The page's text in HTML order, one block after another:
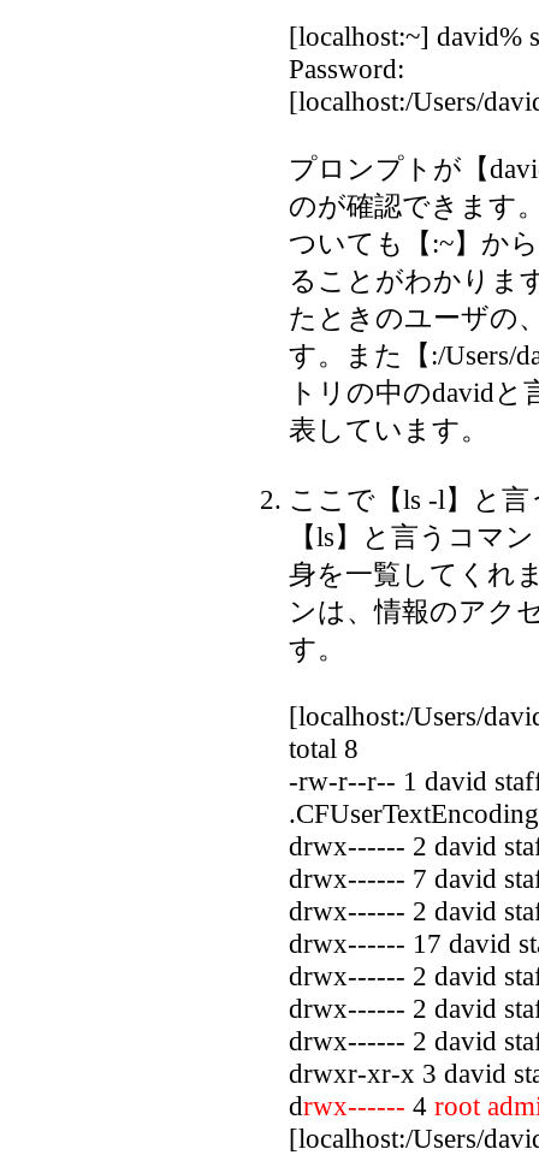
[localhost:~] david%
Password:
[localhost:/Users/
プロンプトが【
のが確認できます
ついても【:~】か
ることがわかりま
たときのユーザの
す。また【:/Users/
トリの中のdavid
表しています。
ここで【ls -l】と
【ls】と言うコマ
身を一覧してくれ
ンは、情報のアク
す。
[localhost:/Users/
total 8
-rw-r--r-- 1 david
.CFUserTextEncoding
drwx------ 2 david
drwx------ 7 david
drwx------ 2 david
drwx------ 17 david
drwx------ 2 david
drwx------ 2 david
drwx------ 2 david
drwxr-xr-x 3 david
drwx------ 4 root
[localhost:/Users/